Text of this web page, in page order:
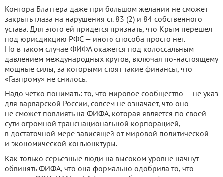
Контора Блаттера даже при большом желании не сможет
закрыть глаза на нарушения ст. 83 (2) и 84 собственного
устава. Для этого ей придется признать, что Крым перешел
под юрисдикцию РФС — иного способа просто нет.
Но в таком случае ФИФА окажется под колоссальным
давлением международных кругов, включая по-настоящему
мощные силы, за которыми стоят такие финансы, что
«Газпрому» не снилось.
Надо четко понимать: то, что мировое сообщество — не указ
для варварской России, совсем не означает, что оно
не сможет повлиять на ФИФА, которая является по своей
сути огромной транснациональной корпорацией,
в достаточной мере зависящей от мировой политической
и экономической конъюнктуры.
Как только серьезные люди на высоком уровне начнут
обвинять ФИФА, что она формально одобрила то, что